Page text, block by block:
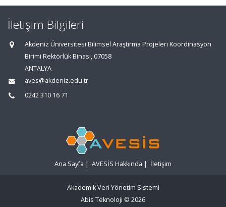
İletişim Bilgileri
Akdeniz Üniversitesi Bilimsel Araştırma Projeleri Koordinasyon
Birimi Rektörlük Binası, 07058
ANTALYA
aves@akdeniz.edu.tr
0242 310 16 71
Ana Sayfa | AVESİS Hakkında | İletişim
Akademik Veri Yönetim Sistemi
Abis Teknoloji © 2026